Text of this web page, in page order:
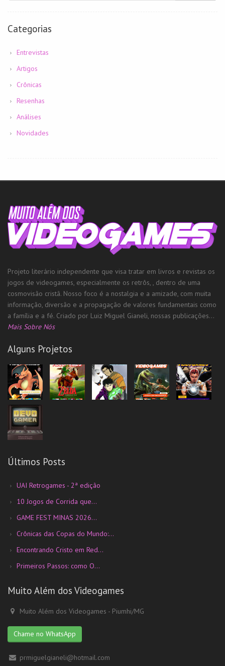
Categorias
Entrevistas
Artigos
Crônicas
Resenhas
Análises
Novidades
Projeto literário independente que visa tratar em livros e revistas os
jogos de videogames, especialmente os retrôs, , dentro de uma
cosmovisão cristã. Nosso foco é a nostalgia e a amizade, com muita
informação, diversão e a propagação de valores fundamentais como
a família e a fé. Criado por Luiz Miguel Gianeli, nossas publicações...
Mais Sobre Nós
Alguns Projetos
Últimos Posts
UAI Retrogames - 2ª edição
10 Jogos de Corrida que...
GAME FEST MINAS 2026...
Crônicas das Copas do Mundo:...
Encontrando Cristo em Red...
Primeiros Passos: como O...
Muito Além dos Videogames
Muito Além dos Videogames - Piumhi/MG
Chame no WhatsApp
prmiguelgianeli@hotmail.com